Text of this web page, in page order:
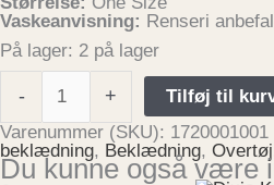
Vaskeanvisning: Renseri
På lager: 2 på lager
- +
Tilføj til
Varenummer (SKU): 1720001001
beklædning, Beklædning,
Du kunne også være